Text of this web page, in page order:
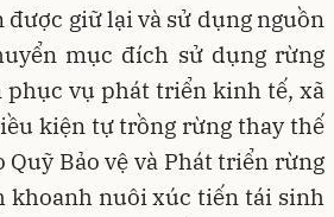
được giữ lại và sử dụng nguồn
mục đích sử dụng rừng
phục vụ phát triển kinh tế, xã
kiện tự trồng rừng thay thế
Bảo vệ và Phát triển rừng
khoanh nuôi xúc tiến tái sinh